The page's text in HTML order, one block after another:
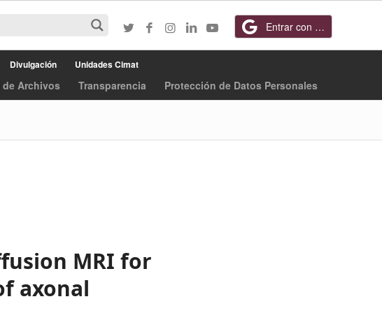
Entrar con Google
Divulgación Unidades Cimat
Archivos Transparencia Protección de Datos Personales
MRI for
axonal